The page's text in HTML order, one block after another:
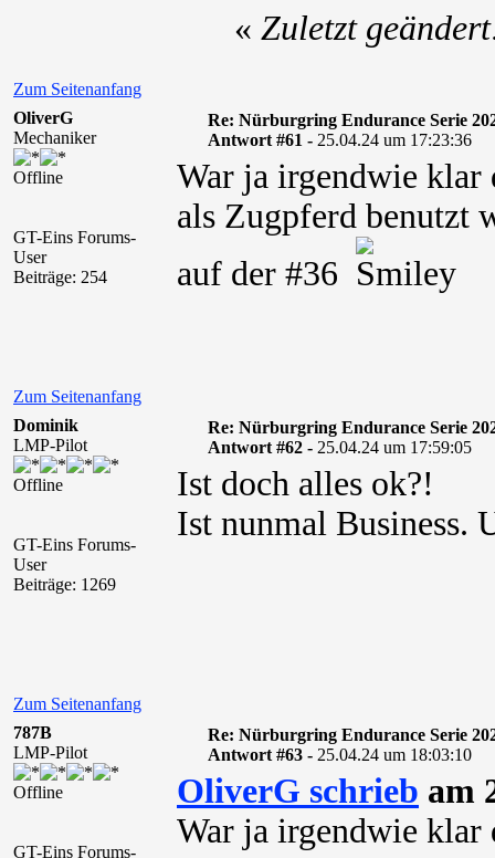
Zum Seitenanfang
« Zuletzt
OliverG
Mechaniker
Offline
GT-Eins Forums-
User
Beiträge: 254
Re: Nürburgring Endurance Serie
Antwort #61 - 25.04.24 um 17:23:36
War ja irgendwie klar
als Zugpferd benutzt
auf der #36
Zum Seitenanfang
Dominik
LMP-Pilot
Offline
GT-Eins Forums-
User
Beiträge: 1269
Re: Nürburgring Endurance Serie
Antwort #62 - 25.04.24 um 17:59:05
Ist doch alles ok?!
Ist nunmal Business.
Zum Seitenanfang
787B
LMP-Pilot
Offline
GT-Eins Forums-
Re: Nürburgring Endurance Serie
Antwort #63 - 25.04.24 um 18:03:10
OliverG schrieb am
War ja irgendwie klar